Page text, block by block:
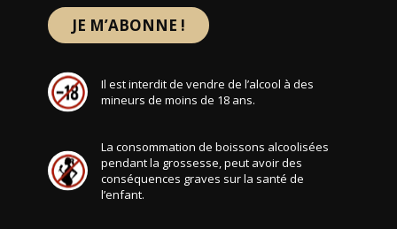
Il est interdit de vendre de l’alcool à des
mineurs de moins de 18 ans.
La consommation de boissons alcoolisées
pendant la grossesse, peut avoir des
conséquences graves sur la santé de
l’enfant.